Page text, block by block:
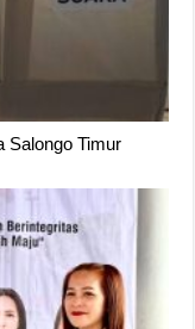
Salongo Timur